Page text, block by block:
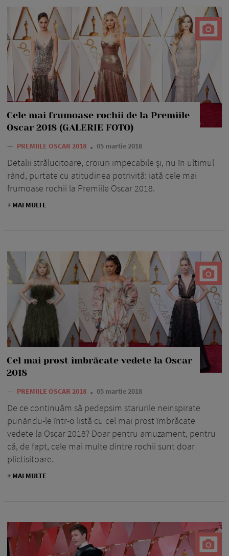
Cele mai frumoase rochii de la Premiile
Oscar 2018 (GALERIE FOTO)
— PREMIILE OSCAR 2018 05 martie 2018
Detalii strălucitoare, croiuri impecabile și, nu în ultimul
rând, purtate cu atitudinea potrivită: iată cele mai
frumoase rochii la Premiile Oscar 2018.
+ MAI MULTE
Cel mai prost îmbrăcate vedete la Oscar
2018
— PREMIILE OSCAR 2018 05 martie 2018
De ce continuăm să pedepsim starurile neinspirate
punându-le într-o listă cu cel mai prost îmbrăcate
vedete la Oscar 2018? Doar pentru amuzament, pentru
că, de fapt, cele mai multe dintre rochii sunt doar
plictisitoare.
+ MAI MULTE